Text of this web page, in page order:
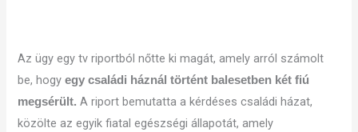
Az ügy egy tv riportból nőtte ki magát, amely arról számolt
be, hogyegy családi háznál történt balesetben két fiú
megsérült. A riport bemutatta a kérdéses családi házat,
közölte az egyik fiatal egészségi állapotát, amely